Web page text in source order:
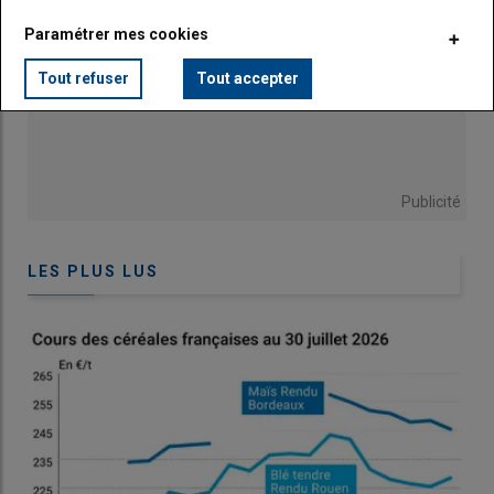
Les vendeurs sont inscrits aux abonnés absents, en cette
période d'ensemencements.
Karine Floquet
Marché à l'arrêt
Pontivy/Guingamp en cette semaine qui s'étend du 15
au 22 avril 2026. Leurs prix sont en forte hausse par
rapport aux cotations d'il y a quinze jours. Le marché est
bloqué, les intérêts acheteurs et vendeurs ne se
rejoignant pas.
Tourteaux
Publicité
LES PLUS LUS
Paramétrer mes cookies
Tout refuser Tout accepter